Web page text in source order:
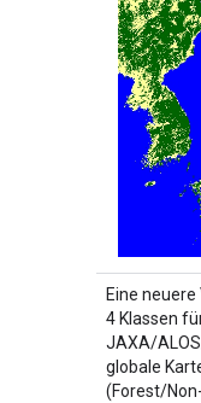
Eine
4 Klassen
JAXA/
globale
(Forest/